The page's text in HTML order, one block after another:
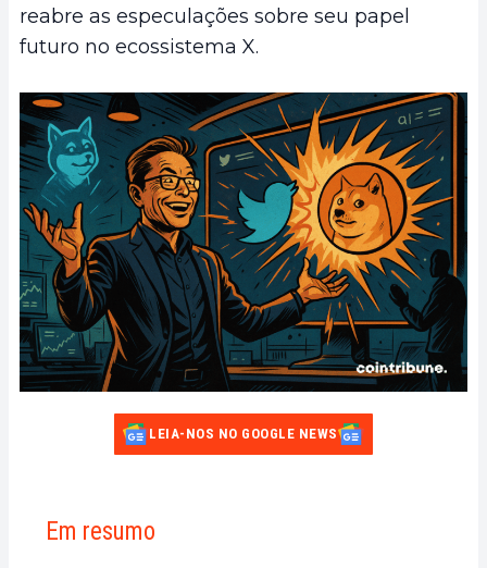
reabre as especulações sobre seu papel
futuro no ecossistema X.
LEIA-NOS NO GOOGLE NEWS
Em resumo